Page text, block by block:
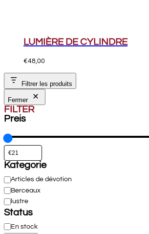
LUMIÈRE DE CYLINDRE
€48,00
Filtrer les produits
Fermer
FILTER
Preis
Kategorie
Catégorie
Articles de dévotion
Berceaux
lustre
Status
Disponibilité
En stock